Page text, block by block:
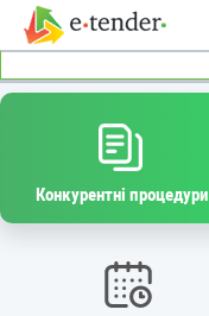
Конкурентні процедури